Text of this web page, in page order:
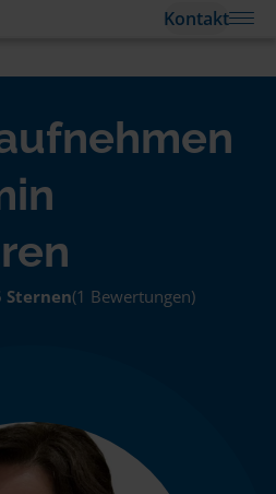
Kontakt
Sternen(1 Bewertungen)